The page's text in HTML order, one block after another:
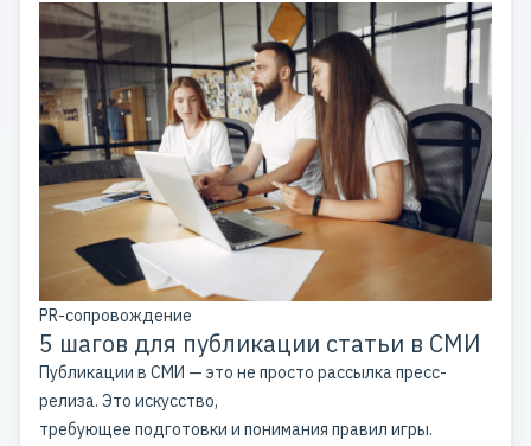
PR-сопровождение
5 шагов для публикации статьи в СМИ
Публикации в СМИ — это не просто рассылка пресс-
релиза. Это искусство,
требующее подготовки и понимания правил игры.